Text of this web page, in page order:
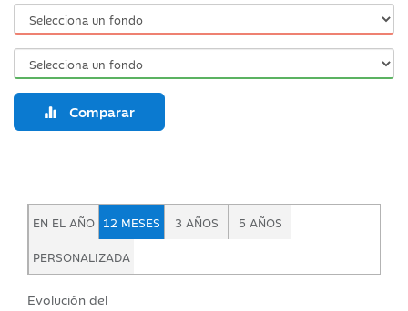
Comparar
EN EL AÑO 12 MESES 3 AÑOS 5 AÑOS
PERSONALIZADA
Evolución del